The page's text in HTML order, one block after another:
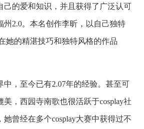
己的爱和知识，并且获得了广泛认可
州2.0。本名创作李昕，以自己独特
她的精湛技巧和独特风格的作品
中，至今已有2.07年的经验。甚至可
美，西园寺南歌也很活跃于cosplay社
她曾经在多个cosplay大赛中获得过不